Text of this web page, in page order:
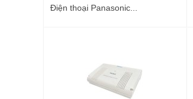
Điện thoại Panasonic...